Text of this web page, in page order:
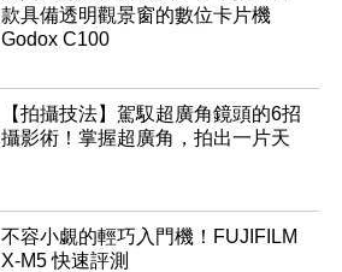
款具備透明觀景窗的數位卡片機
Godox C100
【拍攝技法】駕馭超廣角鏡頭的6招
攝影術！掌握超廣角，拍出一片天
不容小覷的輕巧入門機！FUJIFILM
X-M5 快速評測